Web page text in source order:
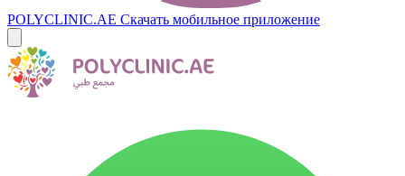
POLYCLINIC.AE Скачать мобильное приложение